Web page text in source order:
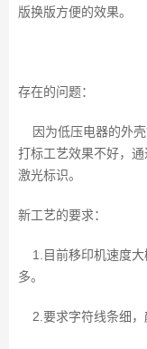
版换版方便的效果。
存在的问题：
因为低压电器的外壳
打标工艺效果不好，
激光标识。
新工艺的要求：
1.目前移印机速度大
多。
2.要求字符线条细，